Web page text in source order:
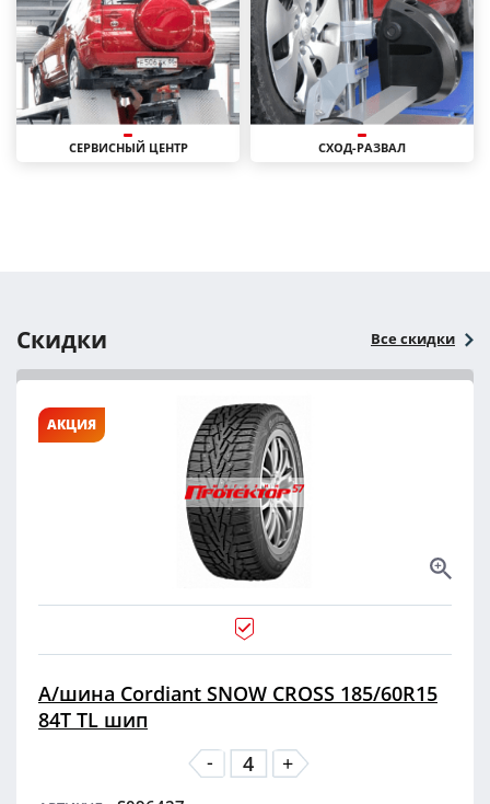
СЕРВИСНЫЙ ЦЕНТР СХОД-РАЗВАЛ
Скидки Все скидки
АКЦИЯ
А/шина Cordiant SNOW CROSS 185/60R15
84T TL шип
-
+